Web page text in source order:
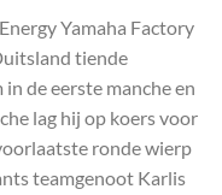
Yamaha Factory
tiende
de eerste manche en
lag hij op koers voor
ronde wierp
teamgenoot Karlis